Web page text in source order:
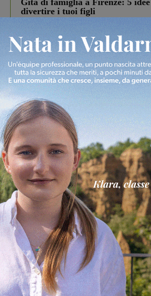
Gita di famiglia a Firenze: 5
divertire i tuoi figli
In vetrina 3 Agosto 2026
Estra Notizie agosto: Smart
studenti coinvolti, torna il
debutta il podcast Estrair
Più lette
Figline Incisa Valdarno 1 Agosto 2026
Piscina di Figline finanziata oltre
Pnrr, il gruppo di Fratelli
ringraziamento al Governo”